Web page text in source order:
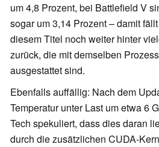
um 4,8 Prozent, bei Battlefield V
sogar um 3,14 Prozent – damit
diesem Titel noch weiter hinter
zurück, die mit demselben
ausgestattet sind.
Ebenfalls auffällig: Nach dem
Temperatur unter Last um etwa 6
Tech spekuliert, dass dies daran
durch die zusätzlichen CUDA-